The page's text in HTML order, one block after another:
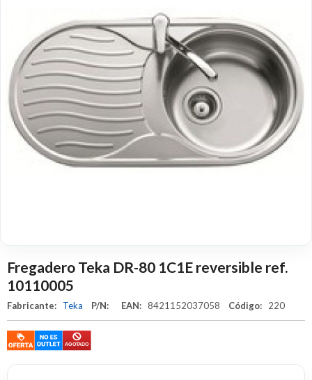
Fregadero Teka DR-80 1C1E reversible ref.
10110005
Fabricante: Teka P/N: EAN: 8421152037058 Código: 220